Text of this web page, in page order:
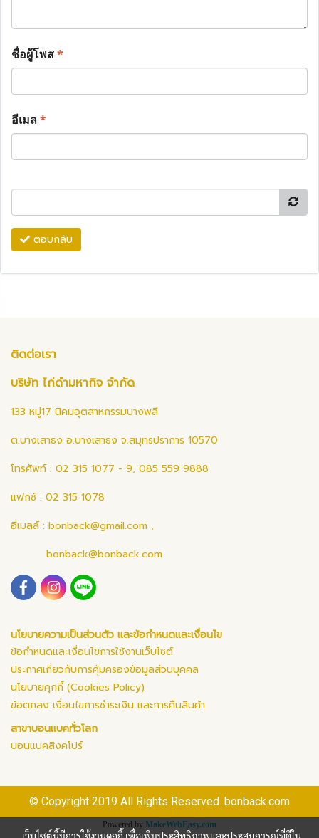
ชื่อผู้โพส*
อีเมล*
ตอบกลับ
ติดต่อเรา
บริษัท ไก่ดำมหากิจ จำกัด
133 หมู่17 นิคมอุตสาหกรรมบางพลี
ต.บางเสาธง อ.บางเสาธง จ.สมุทรปราการ 10570
โทรศัพท์ : 02 315 1077 - 9, 085 559 9888
แฟกซ์ : 02 315 1078
อีเมลล์ : bonback@gmail.com ,
bonback@bonback.com
นโยบายความเป็นส่วนตัว และข้อกำหนดและเงื่อนไข
ข้อกำหนดและเงื่อนไขการใช้งานเว็บไซต์
ประกาศเกี่ยวกับการคุ้มครองข้อมูลส่วนบุคคล
นโยบายคุกกี้ (Cookies Policy)
ข้อตกลง เงื่อนไขการชำระเงิน และการคืนสินค้า
สาขาบอนแบคทั่วโลก
บอนแบคสิงคโปร์
© Copyright 2019 All Rights Reserved. bonback.com
Powered by MakeWebEasy.com